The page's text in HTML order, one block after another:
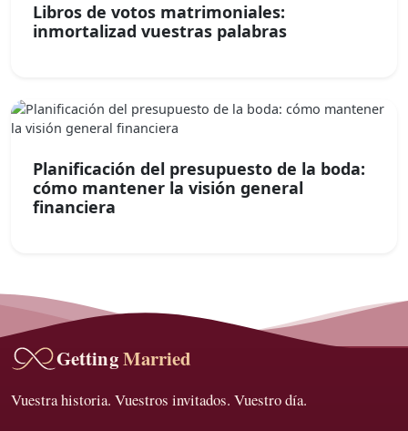
Libros de votos matrimoniales:
inmortalizad vuestras palabras
Planificación del presupuesto de la boda:
cómo mantener la visión general
financiera
Getting Married
Vuestra historia. Vuestros invitados. Vuestro día.